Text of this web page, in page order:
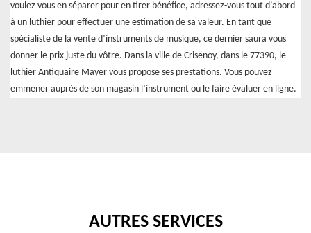
voulez vous en séparer pour en tirer bénéfice, adressez-vous tout d’abord
à un luthier pour effectuer une estimation de sa valeur. En tant que
spécialiste de la vente d’instruments de musique, ce dernier saura vous
donner le prix juste du vôtre. Dans la ville de Crisenoy, dans le 77390, le
luthier Antiquaire Mayer vous propose ses prestations. Vous pouvez
emmener auprès de son magasin l’instrument ou le faire évaluer en ligne.
AUTRES SERVICES